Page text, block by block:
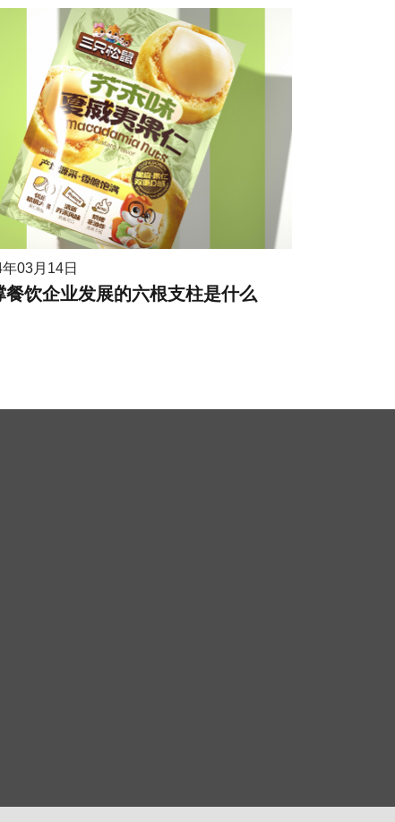
03月14日
餐饮企业发展的六根支柱是什么